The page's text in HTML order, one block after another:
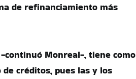
de refinanciamiento más
continuó Monreal-, tiene como
créditos, pues las y los